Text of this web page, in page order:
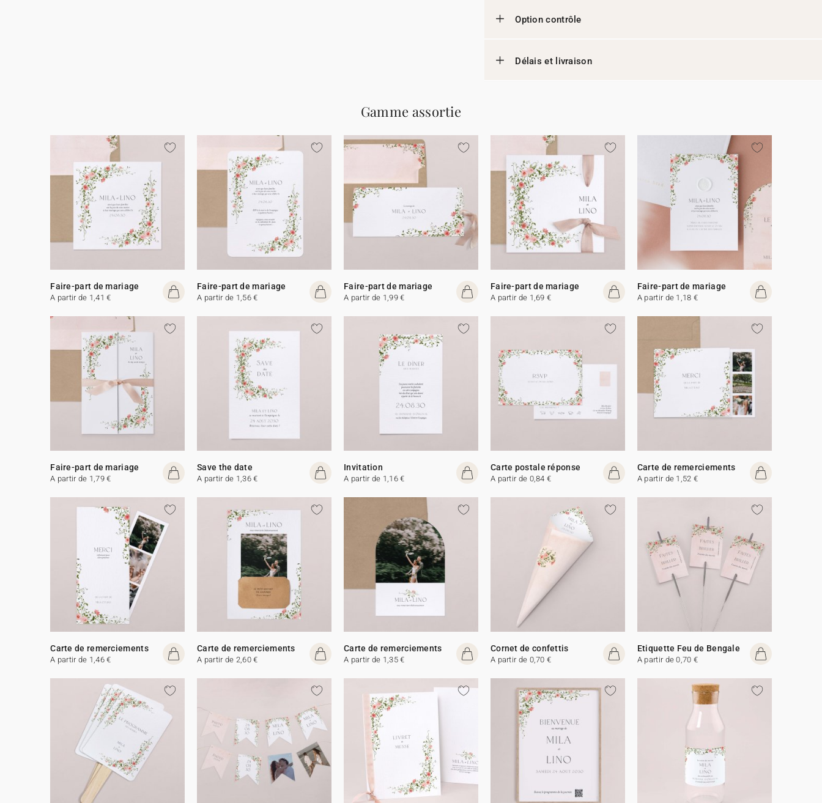
Option contrôle
Délais et livraison
Gamme assortie
Faire-part de mariage
A partir de 1,41 €
Faire-part de mariage
A partir de 1,56 €
Faire-part de mariage
A partir de 1,99 €
Faire-part de mariage
A partir de 1,69 €
Faire-part de mariage
A partir de 1,18 €
Faire-part de mariage
A partir de 1,79 €
Save the date
A partir de 1,36 €
Invitation
A partir de 1,16 €
Carte postale réponse
A partir de 0,84 €
Carte de remerciements
A partir de 1,52 €
Carte de remerciements
A partir de 1,46 €
Carte de remerciements
A partir de 2,60 €
Carte de remerciements
A partir de 1,35 €
Cornet de confettis
A partir de 0,70 €
Etiquette Feu de Bengale
A partir de 0,70 €